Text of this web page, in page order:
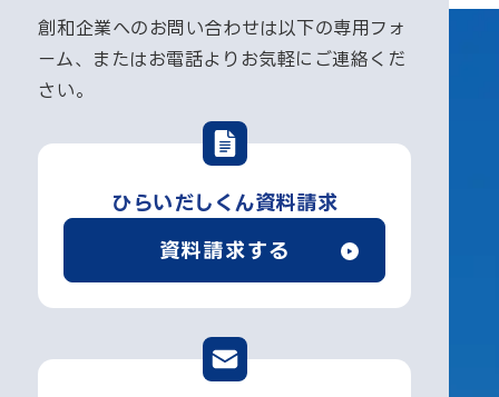
創和企業へのお問い合わせは以下の専用フォ
ーム、またはお電話よりお気軽にご連絡くだ
さい。
ひらいだしくん資料請求
資料請求する